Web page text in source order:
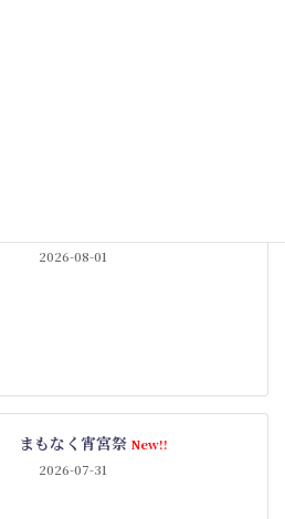
2026-08-01
まもなく宵宮祭 New!!
2026-07-31